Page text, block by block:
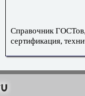
Справочник
сертификация,